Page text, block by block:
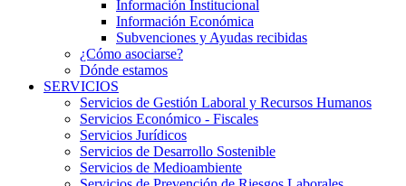
Información Institucional
Información Económica
Subvenciones y Ayudas recibidas
¿Cómo asociarse?
Dónde estamos
SERVICIOS
Servicios de Gestión Laboral y Recursos Humanos
Servicios Económico - Fiscales
Servicios Jurídicos
Servicios de Desarrollo Sostenible
Servicios de Medioambiente